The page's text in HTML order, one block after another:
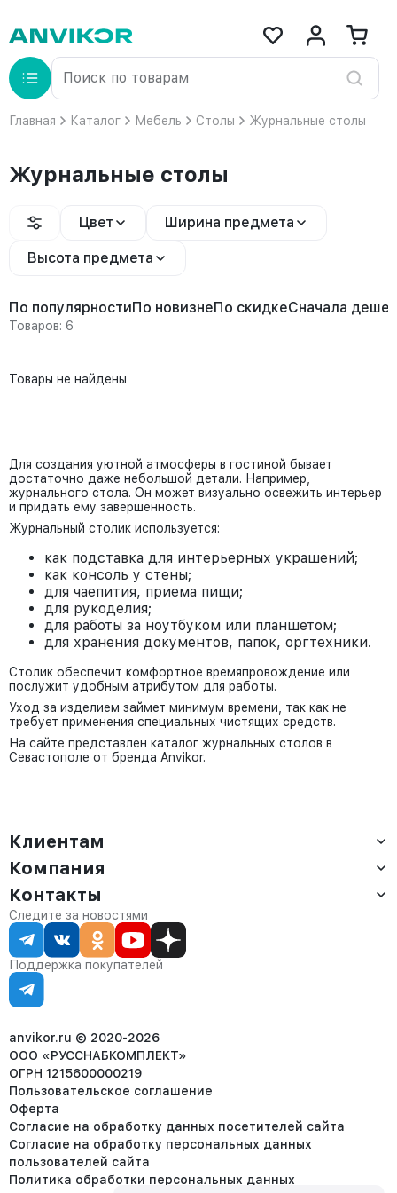
Главная Каталог Мебель Столы Журнальные столы
Журнальные столы
Цвет Ширина предмета
Высота предмета
По популярностиПо новизнеПо скидкеСначала
Товаров: 6
Товары не найдены
Для создания уютной атмосферы в гостиной бывает
достаточно даже небольшой детали. Например,
журнального стола. Он может визуально освежить интерьер
и придать ему завершенность.
Журнальный столик используется:
как подставка для интерьерных украшений;
как консоль у стены;
для чаепития, приема пищи;
для рукоделия;
для работы за ноутбуком или планшетом;
для хранения документов, папок, оргтехники.
Столик обеспечит комфортное времяпровождение или
послужит удобным атрибутом для работы.
Уход за изделием займет минимум времени, так как не
требует применения специальных чистящих средств.
На сайте представлен каталог журнальных столов в
Севастополе от бренда Anvikor.
Клиентам
Доставка
Оплата
Сервис
Статус заказа
Статьи
Компания
О компании
Контакты
Партнёрам
Контакты
Отдел продаж:
8 (800) 234-22-62
corp@anvikor.ru
Ежедневно, с 7:00-19:00 (МСК)
Отдел рекламации:
8 (953) 455-25-61
Следите за новостями
Поддержка покупателей
anvikor.ru © 2020-2026
ООО «РУССНАБКОМПЛЕКТ»
ОГРН 1215600000219
Пользовательское соглашение
Оферта
Согласие на обработку данных посетителей сайта
Согласие на обработку персональных данных
пользователей сайта
Политика обработки персональных данных